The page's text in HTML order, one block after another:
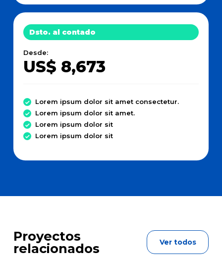
Dsto. al contado
Desde:
US$ 8,673
Lorem ipsum dolor sit amet consectetur.
Lorem ipsum dolor sit amet.
Lorem ipsum dolor sit
Lorem ipsum dolor sit
Proyectos
relacionados
Ver todos